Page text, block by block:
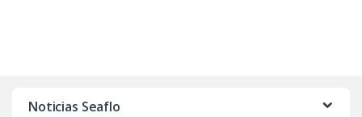
Noticias Seaflo